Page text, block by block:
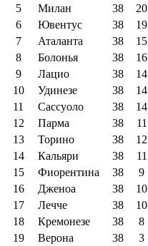
5
Милан 38 20
6
Ювентус 38 19
7
Аталанта 38 15
8
Болонья 38 16
9
Лацио 38 14
10
Удинезе 38 14
11
Сассуоло 38 14
12
Парма 38 11
13
Торино 38 12
14
Кальяри 38 11
15
Фиорентина 38 9
16
Дженоа 38 10
17
Лечче 38 10
18
Кремонезе 38 8
19
Верона 38 3